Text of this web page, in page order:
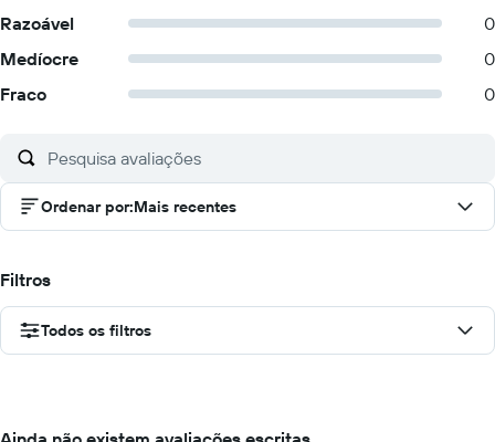
Razoável
0
Medíocre
0
Fraco
0
Ordenar por:Mais recentes
Filtros
Todos os filtros